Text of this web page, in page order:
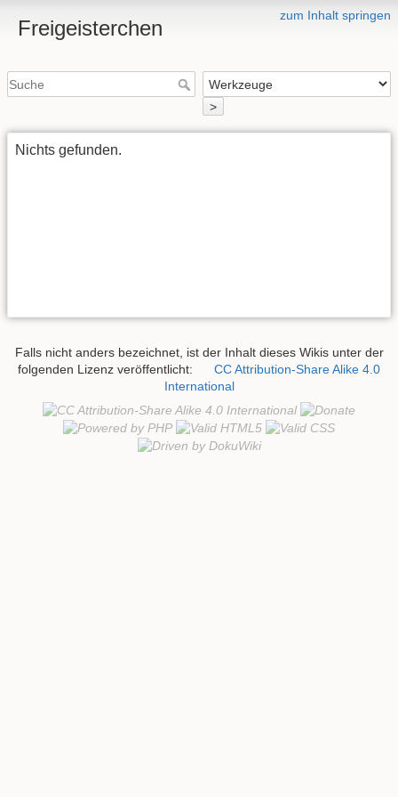
zum Inhalt springen
Freigeisterchen
>
Nichts gefunden.
Falls nicht anders bezeichnet, ist der Inhalt dieses Wikis unter der
folgenden Lizenz veröffentlicht:
CC Attribution-Share Alike 4.0
International